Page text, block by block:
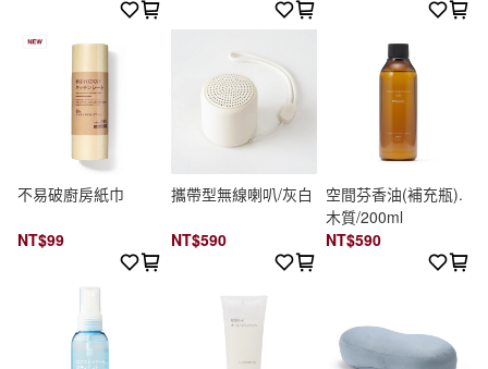
不易破廚房紙巾
NT$99
攜帶型無線喇叭/灰白
NT$590
空間芬香油(補充瓶).
木質/200ml
NT$590